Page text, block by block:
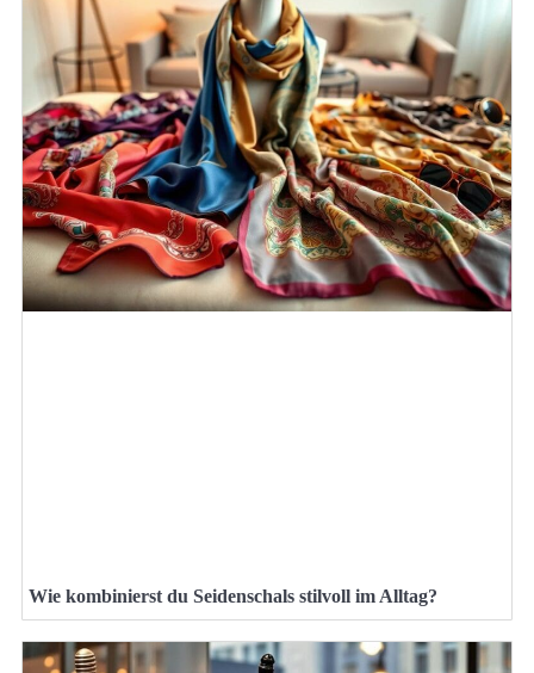
Wie kombinierst du Seidenschals stilvoll im Alltag?